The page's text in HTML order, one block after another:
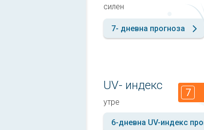
силен
7- дневна прогноза
UV- индекс
утре
7
6-дневна UV-индекс